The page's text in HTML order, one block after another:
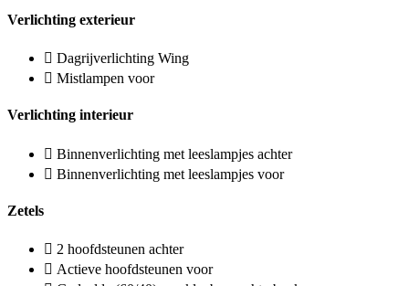
Verlichting exterieur
Dagrijverlichting Wing
Mistlampen voor
Verlichting interieur
Binnenverlichting met leeslampjes achter
Binnenverlichting met leeslampjes voor
Zetels
2 hoofdsteunen achter
Actieve hoofdsteunen voor